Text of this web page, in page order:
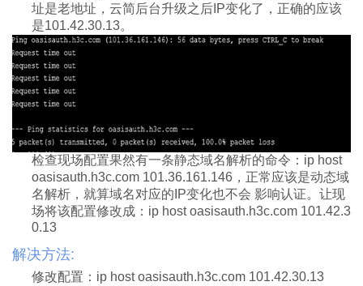
址是老地址，云简后台升级之后IP变化了，正确的应该
是101.42.30.13。
检查现场配置果然有一条静态域名解析的命令： ip host
oasisauth.h3c.com 101.36.161.146，正常应该是动态域
名解析，就算域名对应的 IP变化也不会 影响认证。让现
场将该配置修改成： ip host oasisauth.h3c.com 101.42.3
0.13
解决方法:
修改配置： ip host oasisauth.h3c.com 101.42.30.13